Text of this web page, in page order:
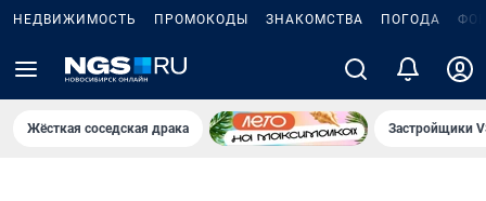
НЕДВИЖИМОСТЬ ПРОМОКОДЫ ЗНАКОМСТВА ПОГОДА
Жёсткая соседская драка Застройщики